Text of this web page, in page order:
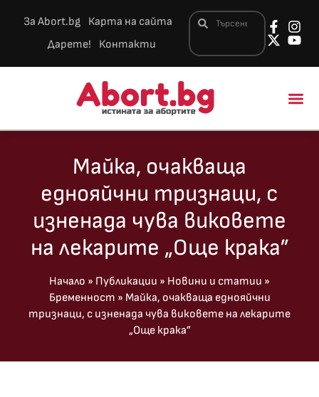
За Abort.bg
Карта на сайта
Дарете!
Контакти
Майка, очакваща
еднояйчни тризнаци, с
изненада чува виковете
на лекарите „Още крака”
Начало » Публикации » Новини и статии »
Бременност » Майка, очакваща еднояйчни
тризнаци, с изненада чува виковете на лекарите
„Още крака”